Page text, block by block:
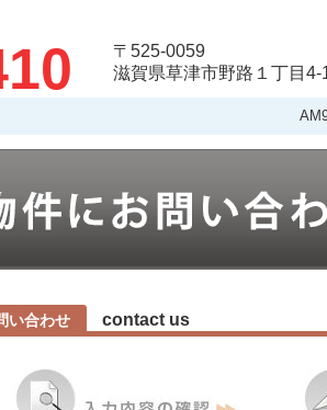
〒525-0059
滋賀県草津市野路１丁目
い合わせ contact us